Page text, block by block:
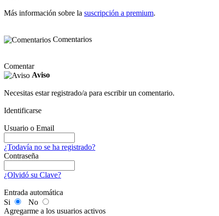
Más información sobre la suscripción a premium.
Comentarios
Comentar
Aviso
Necesitas estar registrado/a para escribir un comentario.
Identificarse
Usuario o Email
¿Todavía no se ha registrado?
Contraseña
¿Olvidó su Clave?
Entrada automática
Si
No
Agregarme a los usuarios activos